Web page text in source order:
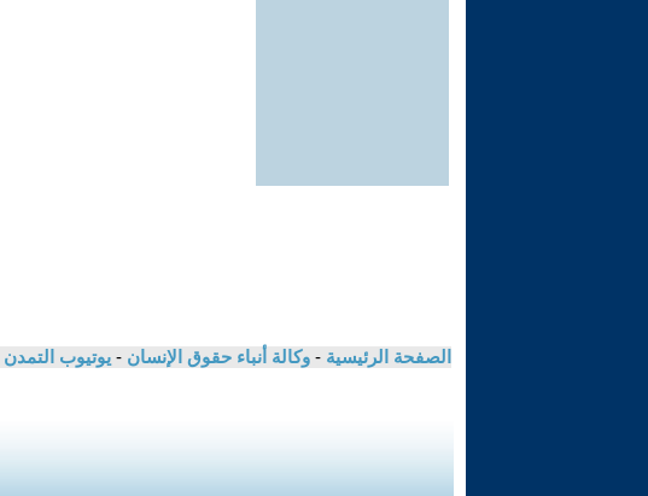
الصفحة الرئيسية - وكالة أنباء حقوق الإنسان - يوتيوب التمدن